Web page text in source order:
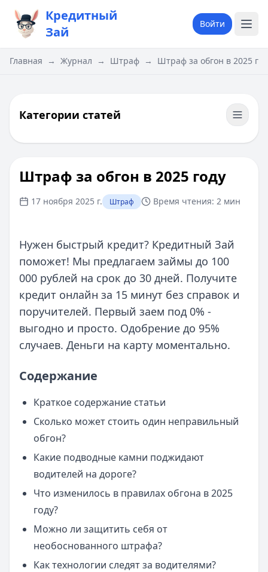
Кредитный
Зай
Войти
Главная → Журнал → Штраф → Штраф за обгон в 2025
Категории статей
Штраф за обгон в 2025 году
17 ноября 2025 г. Штраф Время чтения: 2 мин
Нужен быстрый кредит? Кредитный Зай
поможет! Мы предлагаем займы до 100
000 рублей на срок до 30 дней. Получите
кредит онлайн за 15 минут без справок и
поручителей. Первый заем под 0% -
выгодно и просто. Одобрение до 95%
случаев. Деньги на карту моментально.
Содержание
Краткое содержание статьи
Сколько может стоить один неправильный
обгон?
Какие подводные камни поджидают
водителей на дороге?
Что изменилось в правилах обгона в 2025
году?
Можно ли защитить себя от
необоснованного штрафа?
Как технологии следят за водителями?